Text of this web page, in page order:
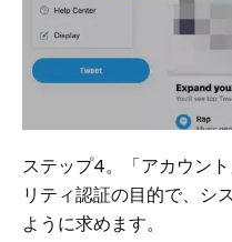
ステップ4。「アカウン
リティ認証の目的で、シ
ように求めます。